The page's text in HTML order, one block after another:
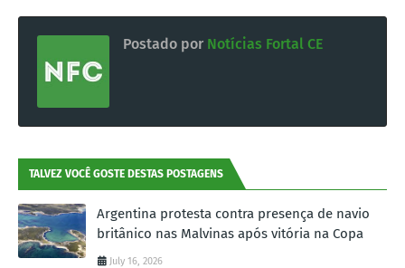
Postado por Notícias Fortal CE
TALVEZ VOCÊ GOSTE DESTAS POSTAGENS
Argentina protesta contra presença de navio
britânico nas Malvinas após vitória na Copa
July 16, 2026